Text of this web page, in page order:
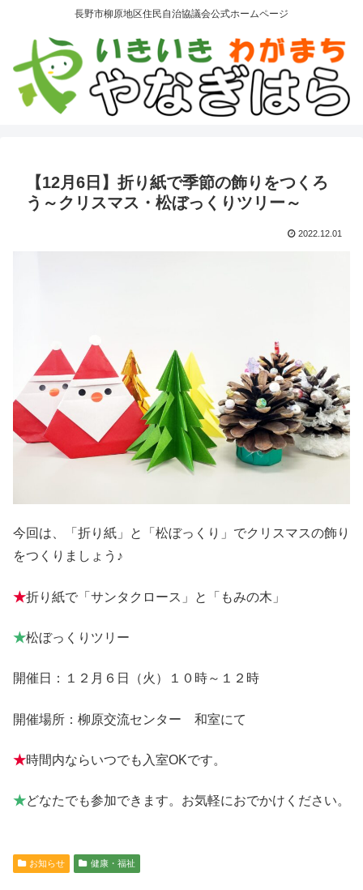
長野市柳原地区住民自治協議会公式ホームページ
【12月6日】折り紙で季節の飾りをつくろ
う～クリスマス・松ぼっくりツリー～
2022.12.01
今回は、「折り紙」と「松ぼっくり」でクリスマスの飾り
をつくりましょう♪
★折り紙で「サンタクロース」と「もみの木」
★松ぼっくりツリー
開催日：１２月６日（火）１０時～１２時
開催場所：柳原交流センター 和室にて
★時間内ならいつでも入室OKです。
★どなたでも参加できます。お気軽におでかけください。
お知らせ 健康・福祉